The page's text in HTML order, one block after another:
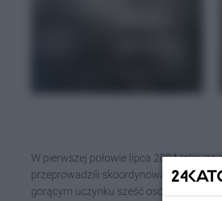
W pierwszej połowie lipca 2024 roku,
przeprowadzili skoordynowaną akcję w
gorącym uczynku sześć osób, które